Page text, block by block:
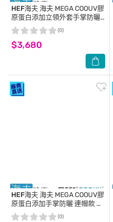
HEF海夫 海夫 MEGA COOUV膠
原蛋白添加立領外套手掌防曬
蒂芬妮(UV-F410)S
$3,680
(0)
HEF海夫 海夫 MEGA COOUV膠
原蛋白添加手掌防曬 連帽款 紫
愛妮(UV-F410)_S
(0)